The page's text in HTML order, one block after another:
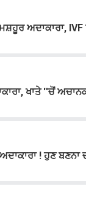
ਅਦਾਕਾਰਾ, IVF
ਖਾਤੇ ''ਚੋਂ
! ਹੁਣ ਬਣਨਾ